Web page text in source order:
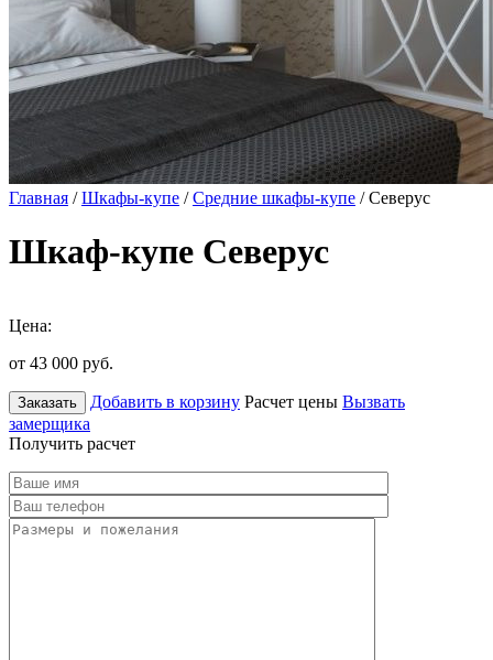
Главная /Шкафы-купе /Средние шкафы-купе / Северус
Шкаф-купе Северус
Цена:
от 43 000 руб.
Заказать Добавить в корзину Расчет цены Вызвать
замерщика
Получить расчет